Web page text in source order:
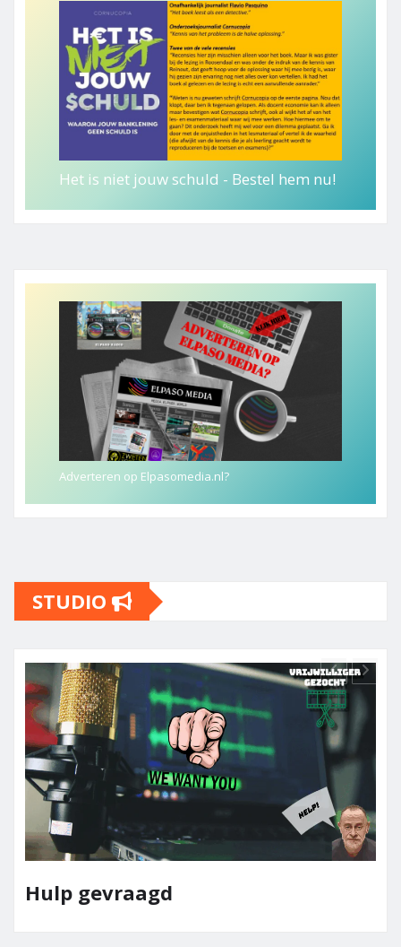
Het is niet jouw schuld - Bestel hem nu!
Adverteren op Elpasomedia.nl?
STUDIO
Team Elpaso Media